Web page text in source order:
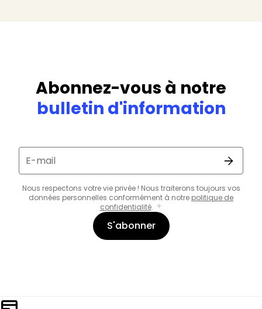
Abonnez-vous à notre
bulletin d'information
E-mail
Nous respectons votre vie privée ! Nous traiterons toujours vos
données personnelles conformément à notre politique de
confidentialité.
S'abonner